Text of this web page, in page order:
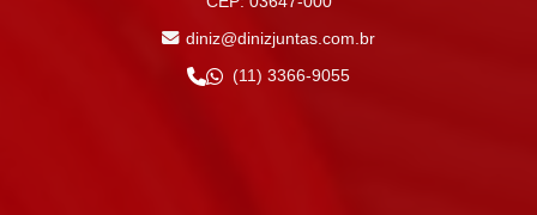
diniz@dinizjuntas.com.br
(11) 3366-9055